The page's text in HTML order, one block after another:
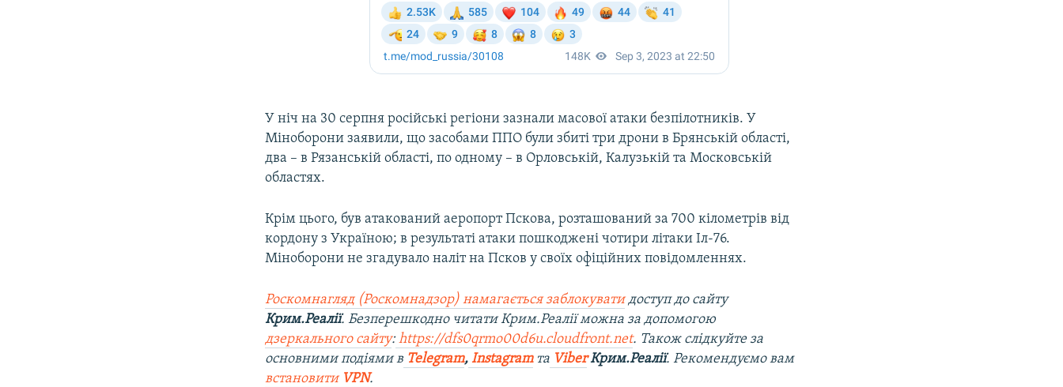
У ніч на 30 серпня російські регіони зазнали масової атаки безпілотників. У
Міноборони заявили, що засобами ППО були збиті три дрони в Брянській області,
два – в Рязанській області, по одному – в Орловській, Калузькій та Московській
областях.
Крім цього, був атакований аеропорт Пскова, розташований за 700 кілометрів від
кордону з Україною; в результаті атаки пошкоджені чотири літаки Іл-76.
Міноборони не згадувало наліт на Псков у своїх офіційних повідомленнях.
Роскомнагляд (Роскомнадзор) намагається заблокуватидоступ до сайту
Крим.Реалії. Безперешкодно читати Крим.Реалії можна за допомогою
дзеркального сайту:https://dfs0qrmo00d6u.cloudfront.net. Також слідкуйте за
основними подіями в Telegram, Instagramта ViberКрим.Реалії. Рекомендуємо вам
встановити VPN.